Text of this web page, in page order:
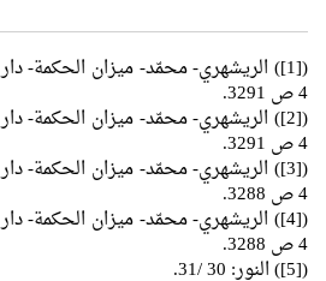
([1]) الريشهري- محمّد- ميزان الحكمة-
4 ص 3291.
([2]) الريشهري- محمّد- ميزان الحكمة-
4 ص 3291.
([3]) الريشهري- محمّد- ميزان الحكمة-
4 ص 3288.
([4]) الريشهري- محمّد- ميزان الحكمة-
4 ص 3288.
([5]) النور: 30 /31.